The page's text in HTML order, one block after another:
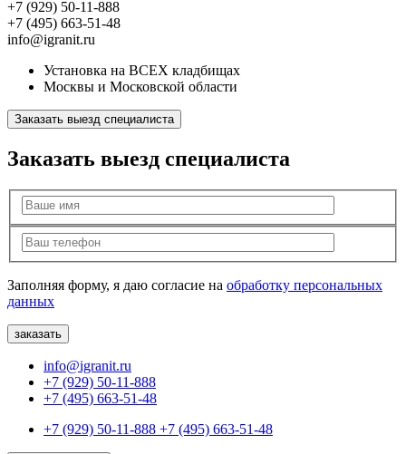
+7 (929) 50-11-888
+7 (495) 663-51-48
info@igranit.ru
Установка на ВСЕХ кладбищах
Москвы и Московской области
Заказать выезд специалиста
Заказать выезд специалиста
Заполняя форму, я даю согласие на обработку персональных
данных
info@igranit.ru
+7 (929) 50-11-888
+7 (495) 663-51-48
+7 (929) 50-11-888 +7 (495) 663-51-48